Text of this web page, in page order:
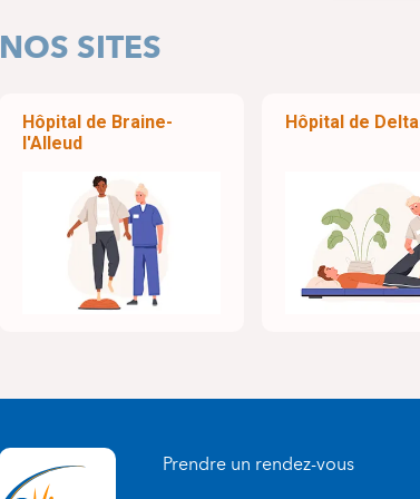
NOS SITES
Hôpital de Braine-
l'Alleud
Hôpital de Delta
Prendre un rendez-vous